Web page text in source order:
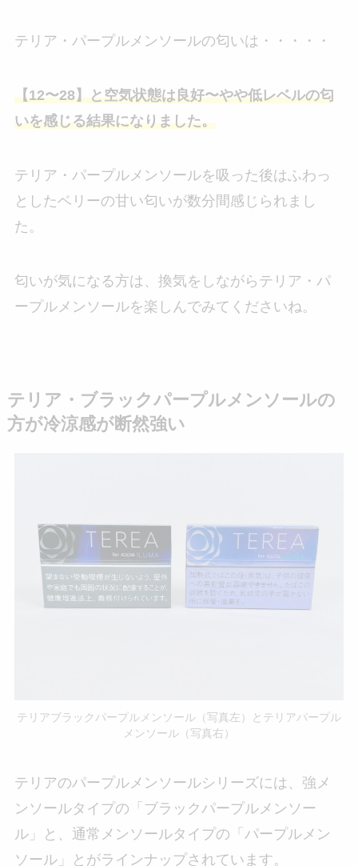
テリア・パープルメンソールの匂いは・・・・・
【12〜28】と空気状態は良好〜やや低レベルの匂
いを感じる結果になりました。
テリア・パープルメンソールを吸った後はふわっ
としたベリーの甘い匂いが数分間感じられまし
た。
匂いが気になる方は、換気をしながらテリア・パ
ープルメンソールを楽しんでみてくださいね。
テリア・ブラックパープルメンソールの
方が冷涼感が断然強い
テリアブラックパープルメンソール（写真左）とテリアパープル
メンソール（写真右）
テリアのパープルメンソールシリーズには、強メ
ンソールタイプの「ブラックパープルメンソー
ル」と、通常メンソールタイプの「パープルメン
ソール」とがラインナップされています。